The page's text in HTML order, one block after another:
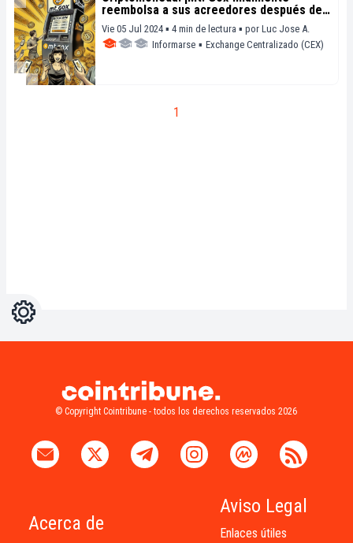
reembolsa a sus acreedores después de
diez años de espera!
Vie 05 Jul 2024 ▪ 4 min de lectura ▪ por Luc Jose A.
Informarse ▪ Exchange Centralizado (CEX)
1
Ajustes
© Copyright Cointribune - todos los derechos reservados 2026
Acerca de
Aviso Legal
Enlaces útiles